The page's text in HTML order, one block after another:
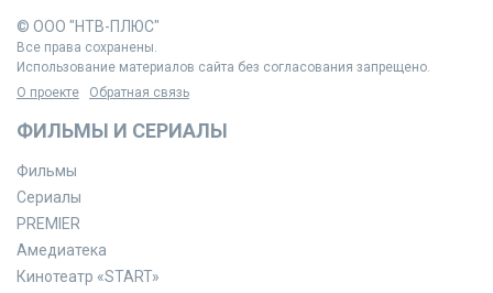
© ООО "НТВ-ПЛЮС"
Все права сохранены.
Использование материалов сайта без согласования запрещено.
О проекте
Обратная связь
ФИЛЬМЫ И СЕРИАЛЫ
Фильмы
Сериалы
PREMIER
Амедиатека
Кинотеатр «START»